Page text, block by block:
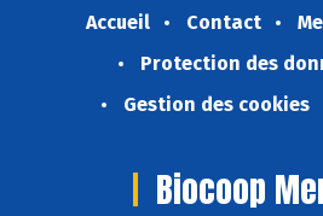
Accueil Contact
Protection des
Gestion des cookies
Biocoop